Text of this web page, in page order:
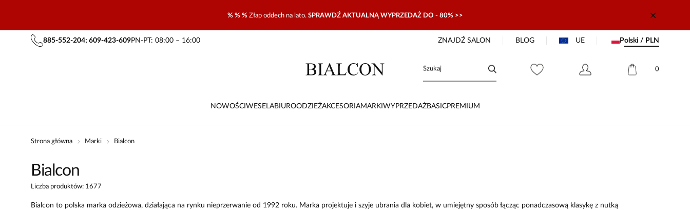
% % % Złap oddech na lato. SPRAWDŹ AKTUALNĄ WYPRZEDAŻ DO - 80% >>
885-552-204; 609-423-609PN-PT: 08:00 – 16:00 ZNAJDŹ SALON BLOG UE Polski / PLN
0
NOWOŚCI WESELABIUROODZIEŻAKCESORIAMARKI WYPRZEDAŻBASICPREMIUM
Strona główna Marki Bialcon
Bialcon
Liczba produktów: 1677
Bialcon to polska marka odzieżowa, działająca na rynku nieprzerwanie od 1992 roku. Marka projektuje i szyje ubrania dla kobiet, w umiejętny sposób łącząc ponadczasową klasykę z nutką